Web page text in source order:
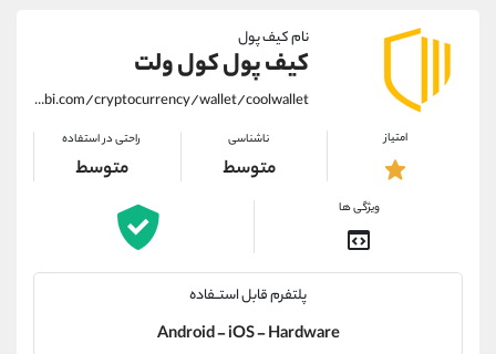
نام کیف پول
کیف پول کول ولت
https://alirezamehrabi.com/cryptocurrency/wallet/coolwallet
امتیاز ناشناسی
متوسط
راحتی در استفاده
متوسط
ویژگی ها
پلتفرم قابل استــفاده
Android - iOS - Hardware